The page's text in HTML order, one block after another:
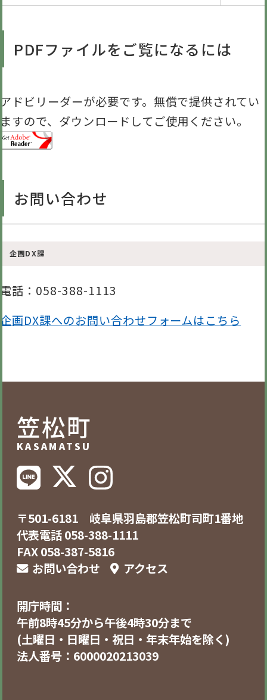
PDFファイルをご覧になるには
アドビリーダーが必要です。無償で提供されてい
ますので、ダウンロードしてご使用ください。
お問い合わせ
企画DX課
電話 ：058-388-1113
企画DX課へのお問い合わせフォームはこちら
笠松町
KASAMATSU
〒501-6181 岐阜県羽島郡笠松町司町1番地
代表電話 058-388-1111
FAX 058-387-5816
お問い合わせ
アクセス
開庁時間：
午前8時45分から午後4時30分まで
(土曜日・日曜日・祝日・年末年始を除く)
法人番号：6000020213039